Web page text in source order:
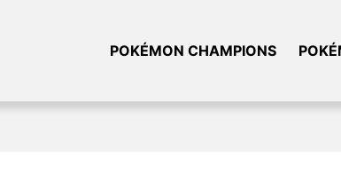
POKÉMON CHAMPIONS